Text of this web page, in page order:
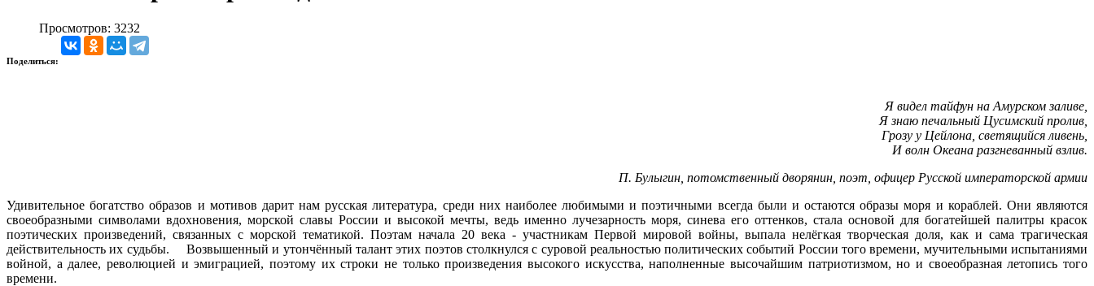
Просмотров: 3232
Поделиться:
Я видел тайфун на Амурском заливе,
Я знаю печальный Цусимский пролив,
Грозу у Цейлона, светящийся ливень,
И волн Океана разгневанный взлив.
П. Булыгин, потомственный дворянин, поэт, офицер Русской императорской армии
Удивительное богатство образов и мотивов дарит нам русская литература, среди них наиболее любимыми и поэтичными всегда были и остаются образы моря и кораблей. Они являются
своеобразными символами вдохновения, морской славы России и высокой мечты, ведь именно лучезарность моря, синева его оттенков, стала основой для богатейшей палитры красок
поэтических произведений, связанных с морской тематикой. Поэтам начала 20 века - участникам Первой мировой войны, выпала нелёгкая творческая доля, как и сама трагическая
действительность их судьбы. Возвышенный и утончённый талант этих поэтов столкнулся с суровой реальностью политических событий России того времени, мучительными испытаниями
войной, а далее, революцией и эмиграцией, поэтому их строки не только произведения высокого искусства, наполненные высочайшим патриотизмом, но и своеобразная летопись того
времени.